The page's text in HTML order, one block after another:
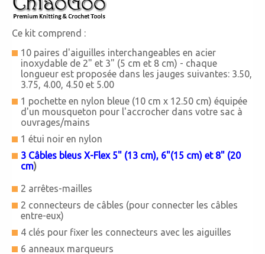
Ce kit comprend :
10 paires d'aiguilles interchangeables en acier
inoxydable de 2" et 3" (5 cm et 8 cm) - chaque
longueur est proposée dans les jauges suivantes: 3.50,
3.75, 4.00, 4.50 et 5.00
1 pochette en nylon bleue (10 cm x 12.50 cm) équipée
d'un mousqueton pour l'accrocher dans votre sac à
ouvrages/mains
1 étui noir en nylon
3 Câbles bleus X-Flex 5" (13 cm), 6"(15 cm) et 8" (20
cm)
2 arrêtes-mailles
2 connecteurs de câbles (pour connecter les câbles
entre-eux)
4 clés pour fixer les connecteurs avec les aiguilles
6 anneaux marqueurs